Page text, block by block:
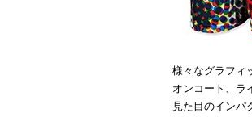
様々なグラフィ
オンコート、ラ
見た目のインパ